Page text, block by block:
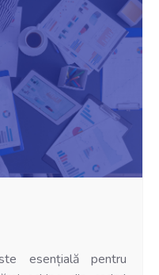
esențială pentru